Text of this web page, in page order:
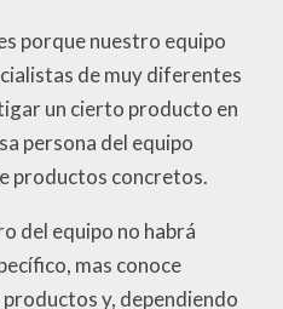
porque nuestro equipo
de muy diferentes
un cierto producto en
persona del equipo
productos concretos.
del equipo no habrá
mas conoce
y, dependiendo